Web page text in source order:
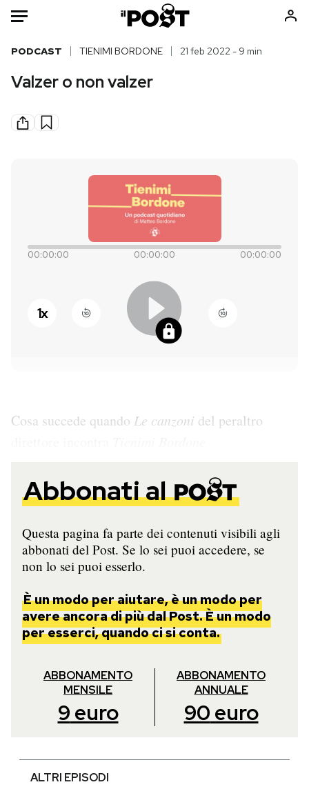
Auto
HOME
Italia
Mondo
Tecnologia
Economia
Storie/Idee
Ok Boomer!
Media
I MIEI PREFERITI
AREA PERSONALE
PODCAST TIENIMI BORDONE 21 feb 2022 - 9 min
Valzer o non valzer
00:00:00 00:00:00 00:00:00
1x
Cosa succede quando Le canzoni del peraltro
Abbonati al
Questa pagina fa parte dei contenuti visibili agli
abbonati del Post. Se lo sei puoi accedere, se
non lo sei puoi esserlo.
È un modo per aiutare, è un modo per
avere ancora di più dal Post. È un modo
per esserci, quando ci si conta.
ABBONAMENTO
MENSILE
9 euro
ABBONAMENTO
ANNUALE
90 euro
ALTRI EPISODI